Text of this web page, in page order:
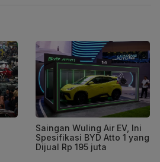
Saingan Wuling Air EV, Ini
Spesifikasi BYD Atto 1 yang
Dijual Rp 195 juta